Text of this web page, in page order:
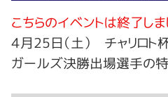
こちらのイベントは終了し
４月25日（土） チャリロト
ガールズ決勝出場選手の